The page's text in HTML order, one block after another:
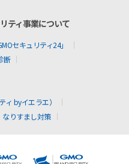
ティ事業について
セキュリティ24」
断
byイエラエ）
なりすまし対策